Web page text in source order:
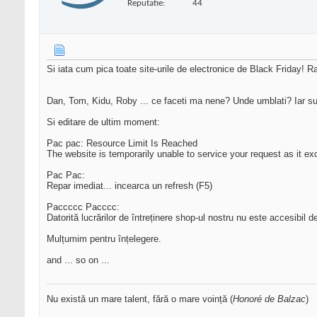
Reputatie: 44
Si iata cum pica toate site-urile de electronice de Black Friday!
Dan, Tom, Kidu, Roby ... ce faceti ma nene? Unde umblati? Iar
Si editare de ultim moment:
Pac pac: Resource Limit Is Reached
The website is temporarily unable to service your request as it
Pac Pac:
Repar imediat... incearca un refresh (F5)
Paccccc Pacccc:
Datorită lucrărilor de întreținere shop-ul nostru nu este accesibil
Mulțumim pentru înțelegere.
and ... so on ...
Nu există un mare talent, fără o mare voință (Honoré de Balzac)